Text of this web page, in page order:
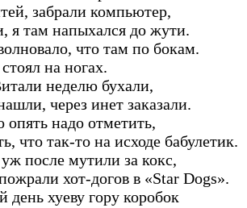
забрали компьютер,
я там напыхался до жути.
что там по бокам.
на ногах.
неделю бухали,
через инет заказали.
надо отметить,
что так-то на исходе бабулетик.
после мутили за кокс,
хот-догов в «Star Dogs».
хуеву гору коробок